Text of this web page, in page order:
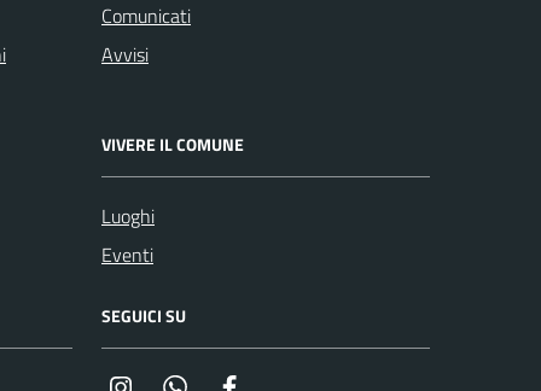
Comunicati
Avvisi
VIVERE IL COMUNE
Luoghi
Eventi
SEGUICI SU